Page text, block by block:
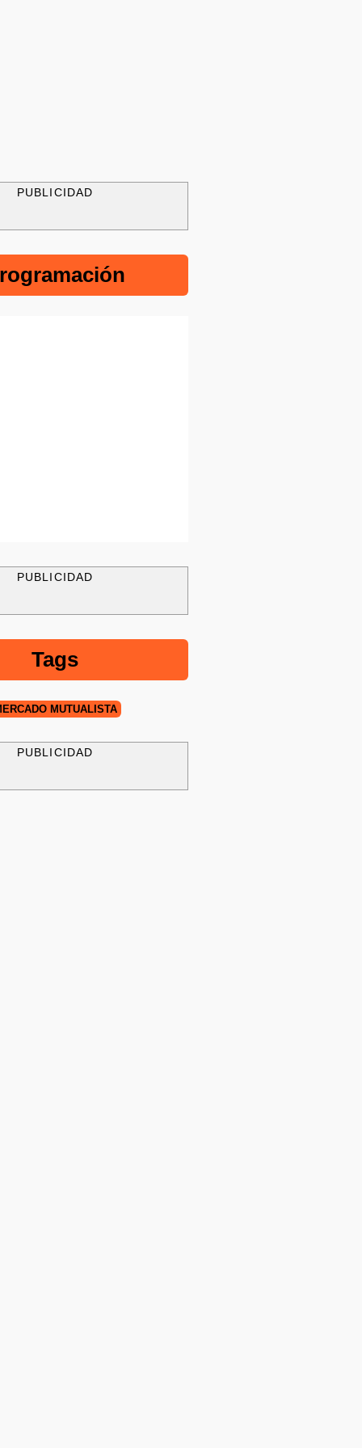
PUBLICIDAD
PUBLICIDAD
Tags
MUTUALISTA
PUBLICIDAD